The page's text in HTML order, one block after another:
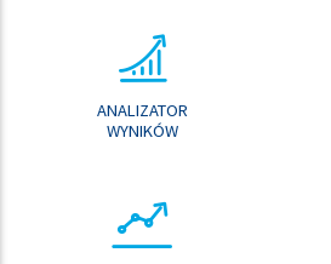
ANALIZATOR
WYNIKÓW